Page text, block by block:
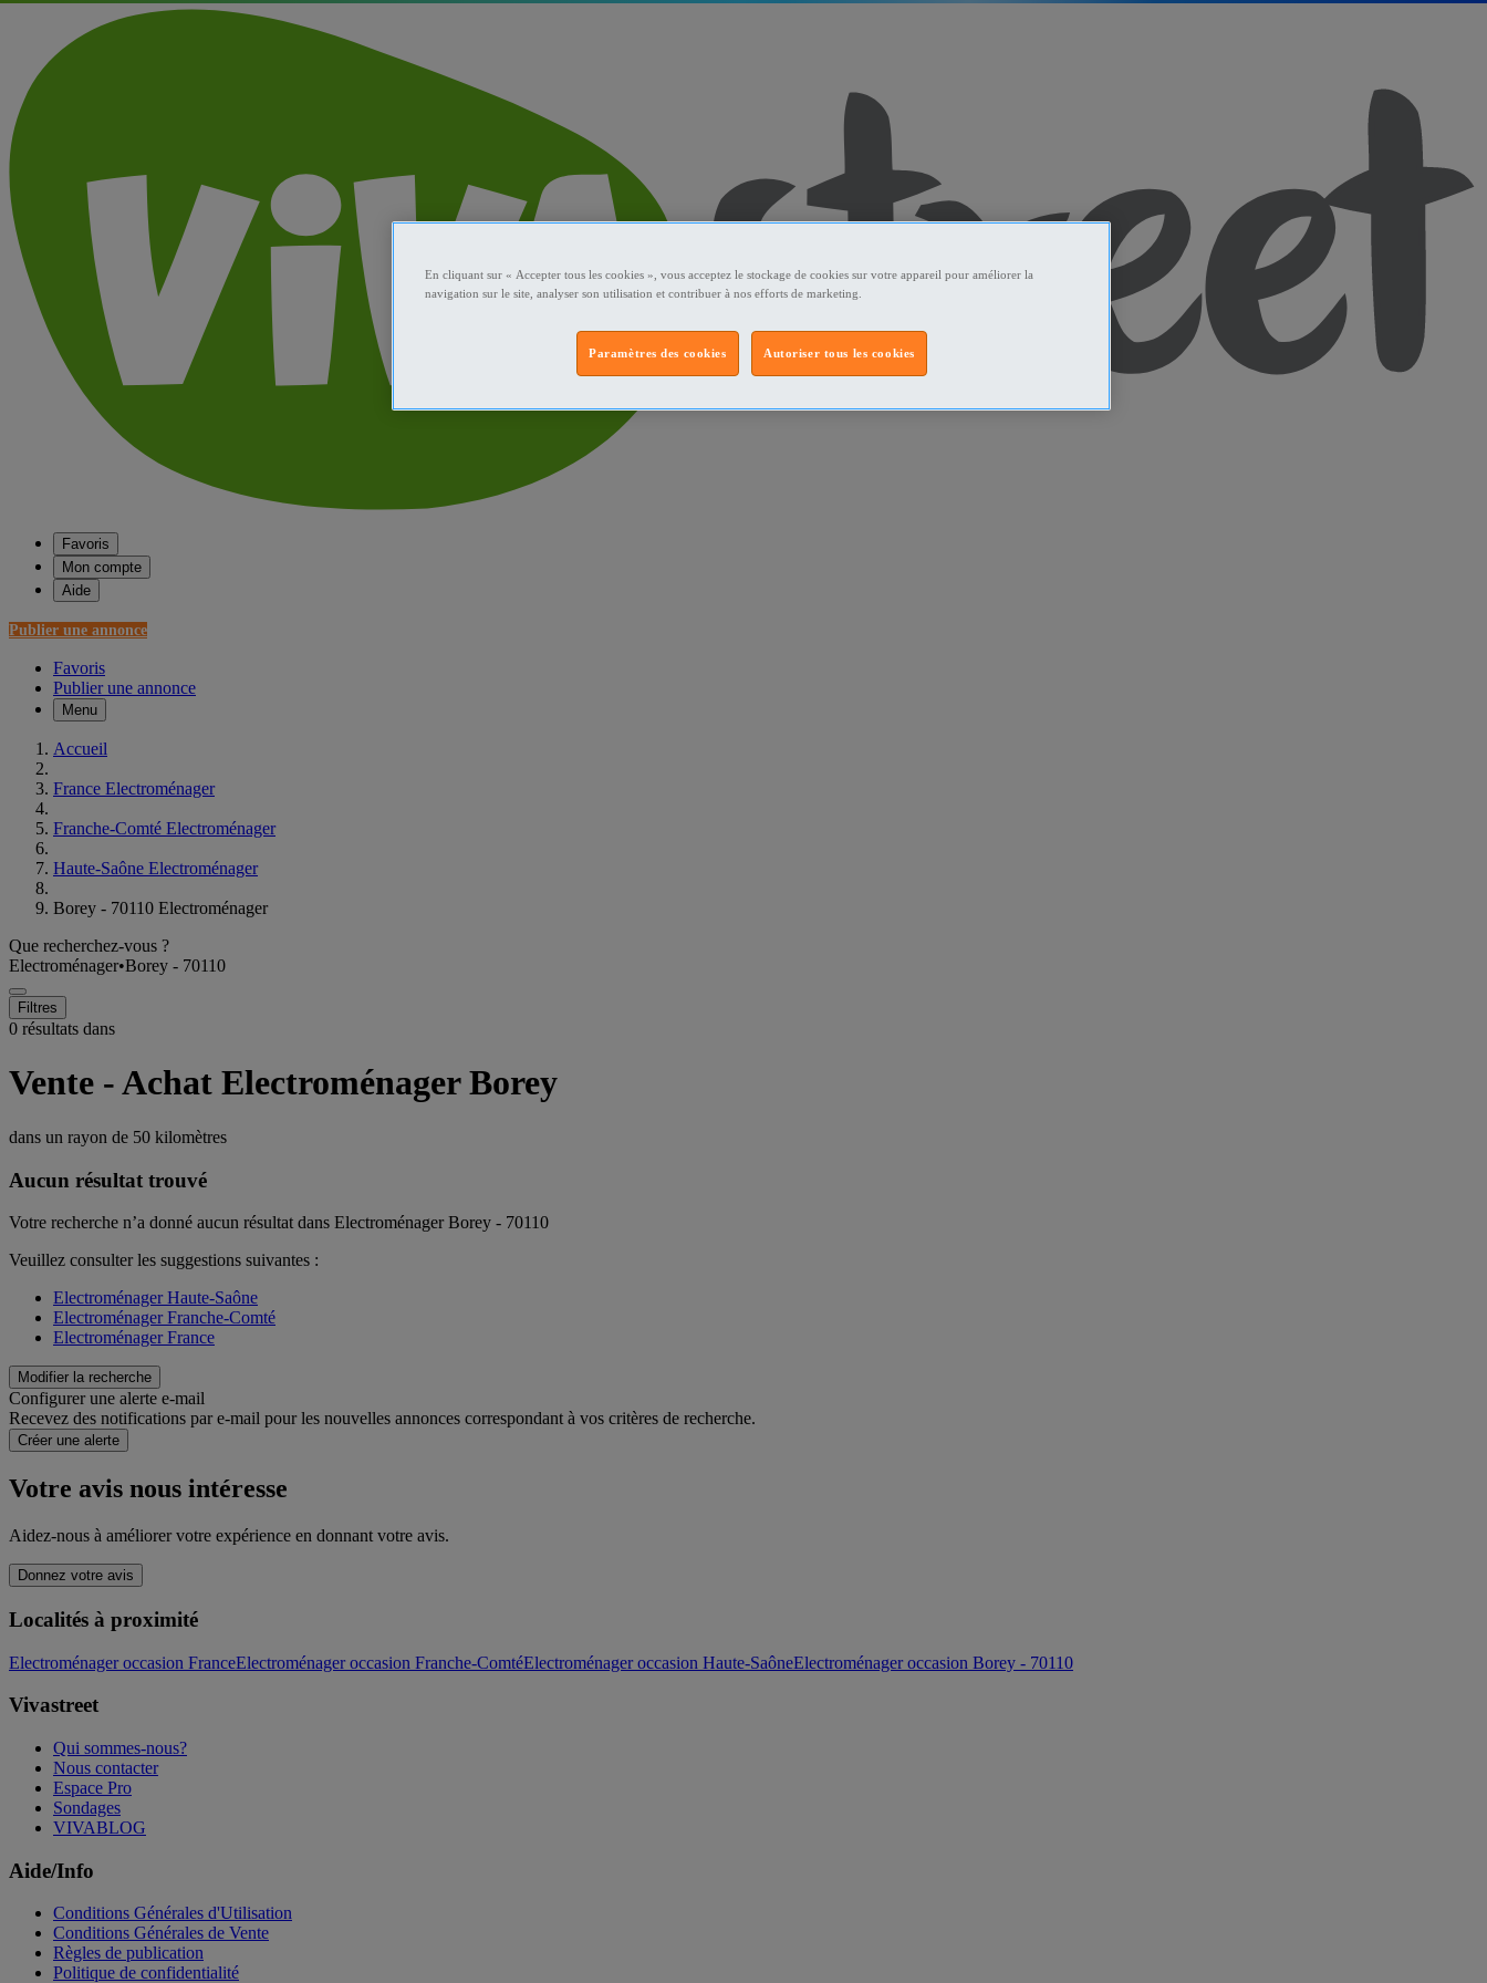
Favoris
Mon compte
Aide
Publier une annonce
Favoris
Publier une annonce
Menu
Accueil
France Electroménager
Franche-Comté Electroménager
Haute-Saône Electroménager
Borey - 70110 Electroménager
Que recherchez-vous ?
Electroménager•Borey - 70110
Filtres
0 résultats dans
Vente - Achat Electroménager Borey
dans un rayon de 50 kilomètres
Aucun résultat trouvé
Votre recherche n’a donné aucun résultat dans Electroménager Borey - 70110
Veuillez consulter les suggestions suivantes :
Electroménager Haute-Saône
Electroménager Franche-Comté
Electroménager France
Modifier la recherche
Configurer une alerte e-mail
Recevez des notifications par e-mail pour les nouvelles annonces correspondant à vos critères de recherche.
Créer une alerte
Votre avis nous intéresse
Aidez-nous à améliorer votre expérience en donnant votre avis.
Donnez votre avis
Localités à proximité
Electroménager occasion FranceElectroménager occasion Franche-ComtéElectroménager occasion Haute-SaôneElectroménager occasion Borey - 70110
Vivastreet
Qui sommes-nous?
Nous contacter
Espace Pro
Sondages
VIVABLOG
Aide/Info
Conditions Générales d'Utilisation
Conditions Générales de Vente
Règles de publication
Politique de confidentialité
En cliquant sur « Accepter tous les cookies », vous acceptez le stockage de cookies sur votre appareil pour améliorer la
navigation sur le site, analyser son utilisation et contribuer à nos efforts de marketing.
Autoriser tous les cookies
Paramètres des cookies